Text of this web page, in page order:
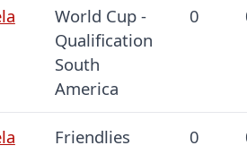
World Cup -
Qualification
South
America
0
Friendlies 0